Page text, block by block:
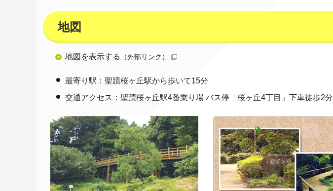
地図
地図を表示する （外部リンク）
最寄り駅：聖蹟桜ヶ丘駅から歩いて15分
交通アクセス：聖蹟桜ヶ丘駅4番乗り場 バス停「桜ヶ丘4丁目」下車徒歩2分